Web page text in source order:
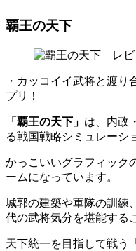
覇王の天下
・カッコイイ武将と渡
プリ！
「覇王の天下」 は、内政
る戦国戦略シミュレーシ
かっこいいグラフィック
ームになっています。
城郭の建築や軍隊の訓練
代の武将気分を堪能する
天下統一を目指して戦う